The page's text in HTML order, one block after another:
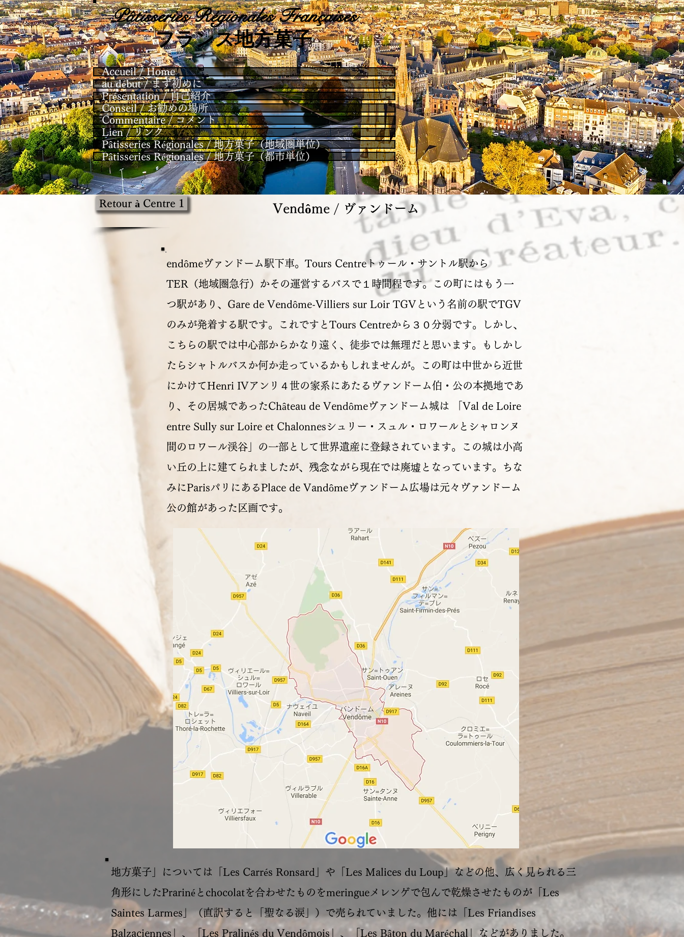
PâtisseriesRégionales Françaises
​フランス地方菓子
Accueil / Home
au début / まず初めに
Présentation / 自己紹介
Conseil / お勧めの場所
Commentaire / コメント
Lien / リンク
Pâtisseries Régionales / 地方菓子（地域圏単位）
Pâtisseries Régionales / 地方菓子（都市単位）
Vendôme / ヴァンドーム
Retour à Centre 1
endômeヴァンドーム駅下車。Tours Centreトゥール・サントル駅から
TER（地域圏急行）かその運営するバスで１時間程です。この町にはもう一
つ駅があり、Gare de Vendôme-Villiers sur Loir TGVという名前の駅でTGV
のみが発着する駅です。これですとTours Centreから３０分弱です。しかし、
こちらの駅では中心部からかなり遠く、徒歩では無理だと思います。もしかし
たらシャトルバスか何か走っているかもしれませんが。この町は中世から近世
にかけてHenri IVアンリ４世の家系にあたるヴァンドーム伯・公の本拠地であ
り、その居城であったChâteau de Vendômeヴァンドーム城は 「Val de Loire
entre Sully sur Loire et Chalonnesシュリー・スュル・ロワールとシャロンヌ
間のロワール渓谷」の一部として世界遺産に登録されています。この城は小高
い丘の上に建てられましたが、残念ながら現在では廃墟となっています。ちな
みにParisパリにあるPlace de Vandômeヴァンドーム広場は元々ヴァンドーム
公の館があった区画です。
地方菓子」については「Les Carrés Ronsard」や「Les Malices du Loup」などの他、広く見られる三
角形にしたPrarinéとchocolatを合わせたものをmeringueメレンゲで包んで乾燥させたものが「Les
Saintes Larmes」（直訳すると「聖なる涙」）で売られていました。他には「Les Friandises
Balzaciennes」、「Les Pralinés du Vendômois」、「Les Bâton du Maréchal」などがありました。